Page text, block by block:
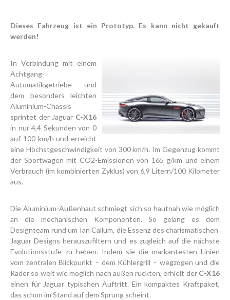
Dieses Fahrzeug ist ein Prototyp. Es kann nicht gekauft
werden!
In Verbindung mit einem
Achtgang-
Automatikgetriebe und
dem besonders leichten
Aluminium-Chassis
sprintet der Jaguar C-X16
in nur 4,4 Sekunden von 0
auf 100 km/h und erreicht
eine Höchstgeschwindigkeit von 300 km/h. Im Gegenzug kommt
der Sportwagen mit CO2-Emissionen von 165 g/km und einem
Verbrauch (im kombinierten Zyklus) von 6,9 Litern/100 Kilometer
aus.
Die Aluminium-Außenhaut schmiegt sich so hautnah wie möglich
an die mechanischen Komponenten. So gelang es dem
Designteam rund um Ian Callum, die Essenz des charismatischen
Jaguar Designs herauszufiltern und es zugleich auf die nächste
Evolutionsstufe zu heben. Indem sie die markantesten Linien
vom zentralen Blickpunkt – dem Kühlergrill – wegzogen und die
Räder so weit wie möglich nach außen rückten, erhielt der C-X16
einen für Jaguar typischen Auftritt. Ein kompaktes Kraftpaket,
das schon im Stand auf dem Sprung scheint.